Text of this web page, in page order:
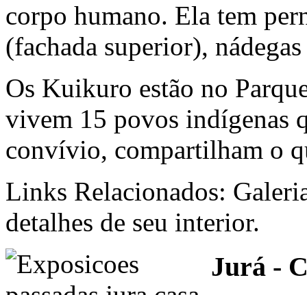
corpo humano. Ela tem
(fachada superior),
Os Kuikuro estão no
vivem 15 povos indígenas
convívio, compartilham o
Links Relacionados:
detalhes de seu interior.
Jurá -